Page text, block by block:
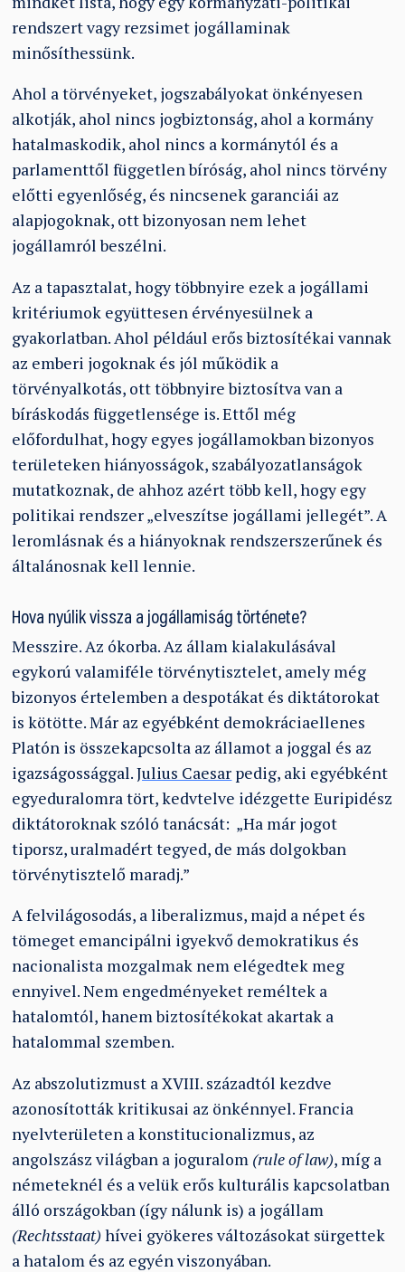
rendszert vagy rezsimet jogállaminak
minősíthessünk.
Ahol a törvényeket, jogszabályokat önkényesen
alkotják, ahol nincs jogbiztonság, ahol a kormány
hatalmaskodik, ahol nincs a kormánytól és a
parlamenttől független bíróság, ahol nincs törvény
előtti egyenlőség, és nincsenek garanciái az
alapjogoknak, ott bizonyosan nem lehet
jogállamról beszélni.
Az a tapasztalat, hogy többnyire ezek a jogállami
kritériumok együttesen érvényesülnek a
gyakorlatban. Ahol például erős biztosítékai vannak
az emberi jogoknak és jól működik a
törvényalkotás, ott többnyire biztosítva van a
bíráskodás függetlensége is. Ettől még
előfordulhat, hogy egyes jogállamokban bizonyos
területeken hiányosságok, szabályozatlanságok
mutatkoznak, de ahhoz azért több kell, hogy egy
politikai rendszer „elveszítse jogállami jellegét”. A
leromlásnak és a hiányoknak rendszerszerűnek és
általánosnak kell lennie.
Hova nyúlik vissza a jogállamiság története?
Messzire. Az ókorba. Az állam kialakulásával
egykorú valamiféle törvénytisztelet, amely még
bizonyos értelemben a despotákat és diktátorokat
is kötötte. Már az egyébként demokráciaellenes
Platón is összekapcsolta az államot a joggal és az
igazságossággal.Julius Caesar pedig, aki egyébként
egyeduralomra tört, kedvtelve idézgette Euripidész
diktátoroknak szóló tanácsát: „Ha már jogot
tiporsz, uralmadért tegyed, de más dolgokban
törvénytisztelő maradj.”
A felvilágosodás, a liberalizmus, majd a népet és
tömeget emancipálni igyekvő demokratikus és
nacionalista mozgalmak nem elégedtek meg
ennyivel. Nem engedményeket reméltek a
hatalomtól, hanem biztosítékokat akartak a
hatalommal szemben.
Az abszolutizmust a XVIII. századtól kezdve
azonosították kritikusai az önkénnyel. Francia
nyelvterületen a konstitucionalizmus, az
angolszász világban a joguralom (rule of law), míg a
németeknél és a velük erős kulturális kapcsolatban
álló országokban (így nálunk is) a jogállam
(Rechtsstaat)hívei gyökeres változásokat sürgettek
a hatalom és az egyén viszonyában.